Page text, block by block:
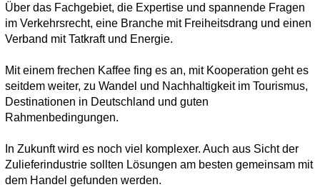
Über das Fachgebiet, die Expertise und spannende Fragen
im Verkehrsrecht, eine Branche mit Freiheitsdrang und einen
Verband mit Tatkraft und Energie.
Mit einem frechen Kaffee fing es an, mit Kooperation geht es
seitdem weiter, zu Wandel und Nachhaltigkeit im Tourismus,
Destinationen in Deutschland und guten
Rahmenbedingungen.
In Zukunft wird es noch viel komplexer. Auch aus Sicht der
Zulieferindustrie sollten Lösungen am besten gemeinsam mit
dem Handel gefunden werden.